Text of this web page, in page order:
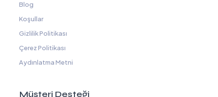
Blog
Koşullar
Gizlilik Politikası
Çerez Politikası
Aydınlatma Metni
Müşteri Desteği